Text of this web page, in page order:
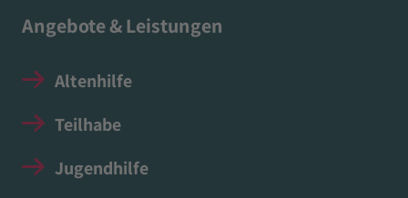
Angebote & Leistungen
Altenhilfe
Teilhabe
Jugendhilfe